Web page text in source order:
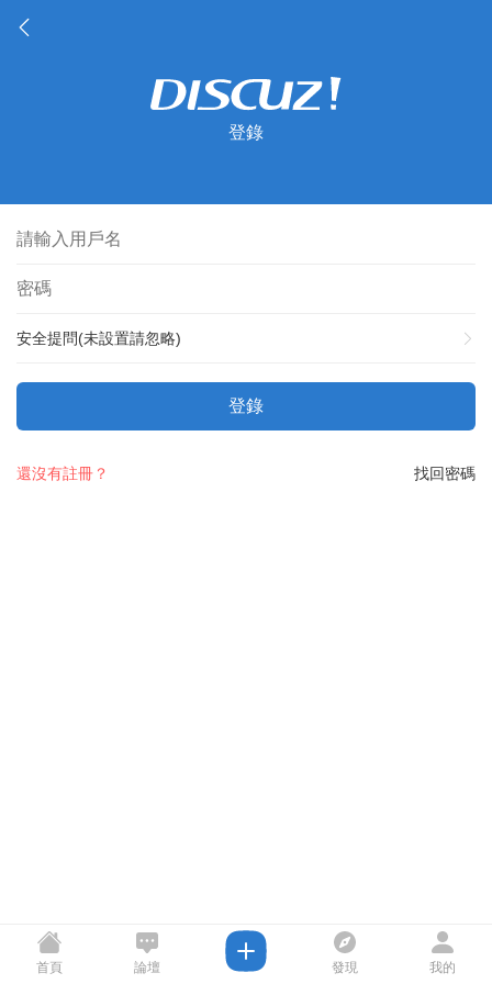
登錄
安全提問(未設置請忽略)
登錄
找回密碼
還沒有註冊？
首頁 論壇 發現 我的